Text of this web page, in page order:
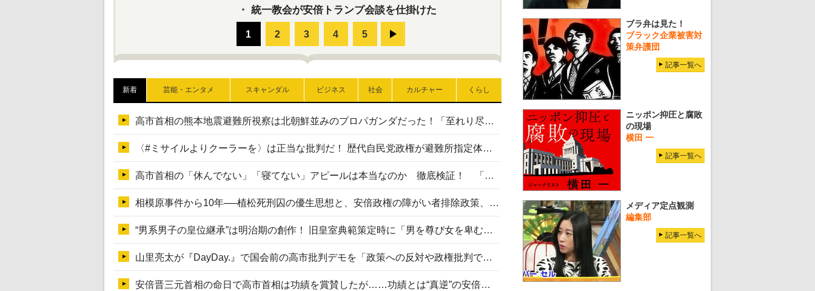
・ 統一教会が安倍トランプ会談を仕掛けた
新着 芸能・エンタメ スキャンダル ビジネス 社会 カルチャー くらし
高市首相の熊本地震避難所視察は北朝鮮並みのプロパガンダだった！「至れり尽くせり」の選ばれた避難所の一方で実態は…
〈#ミサイルよりクーラーを〉は正当な批判だ！ 歴代自民党政権が避難所指定体育館へのエアコン設置を遅らせてきた客観的事実
高市首相の「休んでない」「寝てない」アピールは本当なのか 徹底検証！ 「資料読み込み」「アイロンがけ」も矛盾だらけ…
相模原事件から10年──植松死刑囚の優生思想と、安倍政権の障がい者排除政策、右派勢力の差別主義との関係を改めて問う
“男系男子の皇位継承”は明治期の創作！ 旧皇室典範策定時に「男を尊び女を卑むの慣習、人民の脳髄」とトンデモ論で女性天皇を否定
山里亮太が『DayDay.』で国会前の高市批判デモを「政策への反対や政権批判でない」と捻じ曲げ解説 デモ参加者から批判殺到
安倍晋三元首相の命日で高市首相は功績を賞賛したが……功績とは“真逆”の安倍元首相のトンデモ発言を振り返る
ブラ弁は見た！
ブラック企業被害対
策弁護団
記事一覧へ
ニッポン抑圧と腐敗
の現場
横田 一
記事一覧へ
メディア定点観測
編集部
記事一覧へ